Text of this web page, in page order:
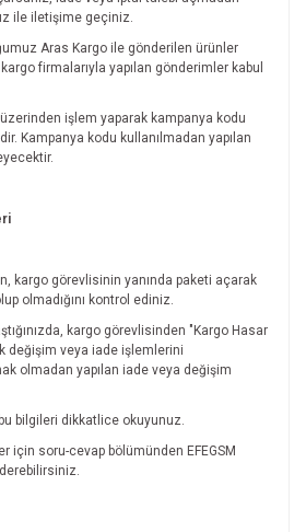
ile iletişime geçiniz.
Aras Kargo ile gönderilen ürünler
firmalarıyla yapılan gönderimler kabul
işlem yaparak kampanya kodu
Kampanya kodu kullanılmadan yapılan
kargo görevlisinin yanında paketi açarak
olmadığını kontrol ediniz.
kargo görevlisinden "Kargo Hasar
değişim veya iade işlemlerini
olmadan yapılan iade veya değişim
bilgileri dikkatlice okuyunuz.
için soru-cevap bölümünden EFEGSM